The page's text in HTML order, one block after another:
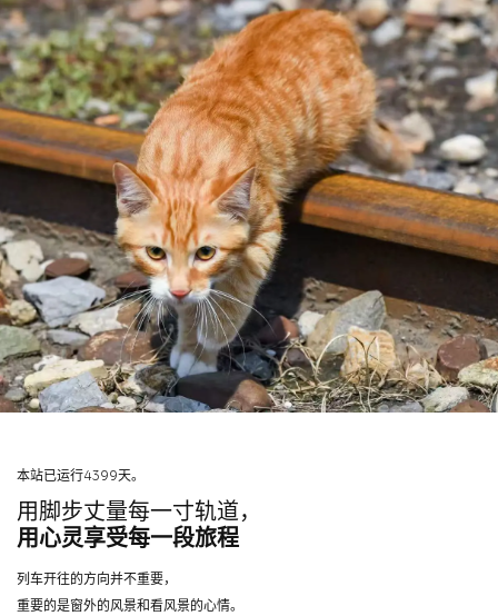
本站已运行4399天。
用脚步丈量每一寸轨道，
用心灵享受每一段旅程
列车开往的方向并不重要，
重要的是窗外的风景和看风景的心情。